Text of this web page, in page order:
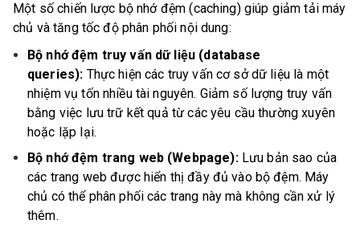
Một số chiến lược bộ nhớ đệm (caching) giúp giảm tải máy
chủ và tăng tốc độ phân phối nội dung:
Bộ nhớ đệm truy vấn dữ liệu (database
queries): Thực hiện các truy vấn cơ sở dữ liệu là một
nhiệm vụ tốn nhiều tài nguyên. Giảm số lượng truy vấn
bằng việc lưu trữ kết quả từ các yêu cầu thường xuyên
hoặc lặp lại.
Bộ nhớ đệm trang web (Webpage):Lưu bản sao của
các trang web được hiển thị đầy đủ vào bộ đệm. Máy
chủ có thể phân phối các trang này mà không cần xử lý
thêm.